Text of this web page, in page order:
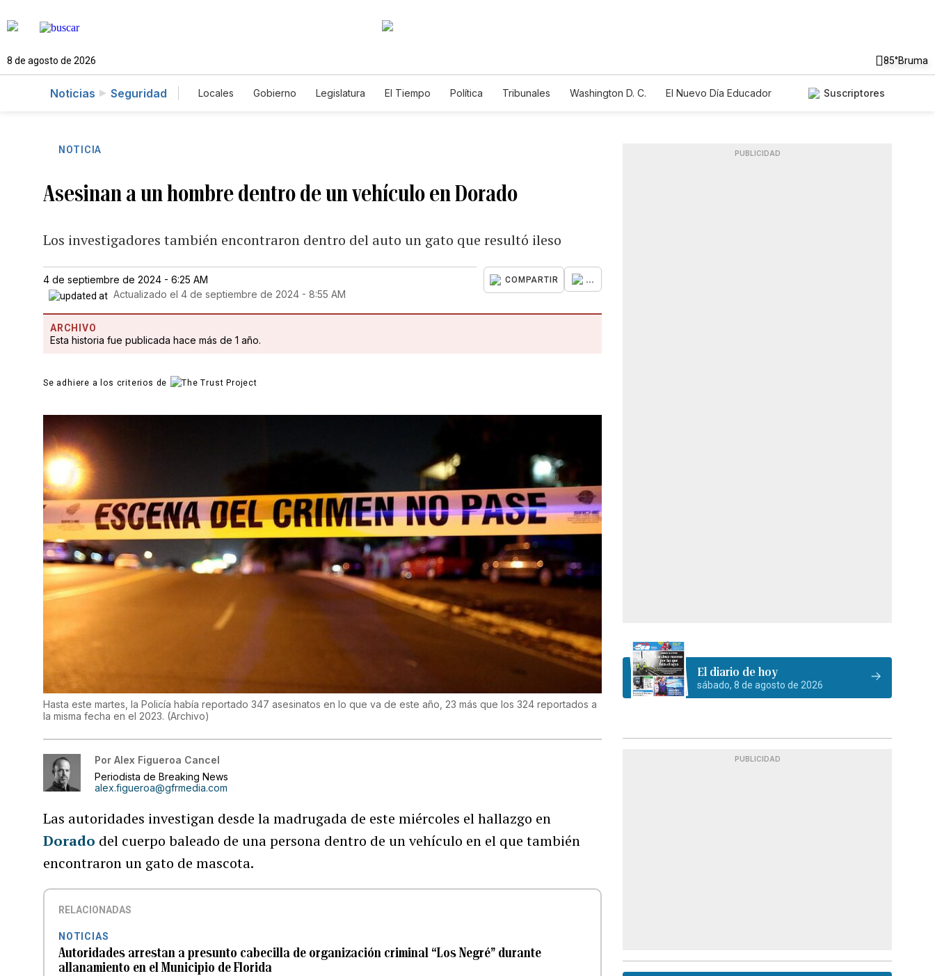
8 de agosto de 2026 85°Bruma
Noticias Seguridad Locales Gobierno Legislatura El Tiempo Política Tribunales Washington D. C.
El Nuevo Día Educador
Suscriptores
NOTICIA
Asesinan a un hombre dentro de un vehículo en Dorado
Los investigadores también encontraron dentro del auto un gato que resultó ileso
4 de septiembre de 2024 - 6:25 AM
Actualizado el4 de septiembre de 2024 - 8:55 AM
COMPARTIR ...
ARCHIVO
Esta historia fue publicada hace más de 1 año.
Se adhiere a los criterios de
Hasta este martes, la Policía había reportado 347 asesinatos en lo que va de este año, 23 más que los 324 reportados a
la misma fecha en el 2023. (Archivo)
Por Alex Figueroa Cancel
Periodista de Breaking News
alex.figueroa@gfrmedia.com
Las autoridades investigan desde la madrugada de este miércoles el hallazgo en
Dorado del cuerpo baleado de una persona dentro de un vehículo en el que también
encontraron un gato de mascota.
RELACIONADAS
NOTICIAS
Autoridades arrestan a presunto cabecilla de organización criminal “Los Negré” durante
allanamiento en el Municipio de Florida
PUBLICIDAD
El diario de hoy
sábado, 8 de agosto de 2026
PUBLICIDAD